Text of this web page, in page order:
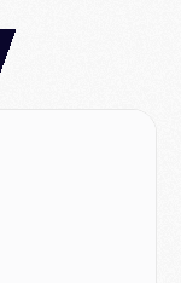
PSG
la saison 2026/27 ?